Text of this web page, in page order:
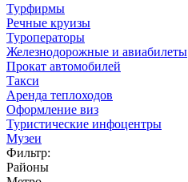
Турфирмы
Речные круизы
Туроператоры
Железнодорожные и авиабилеты
Прокат автомобилей
Такси
Аренда теплоходов
Оформление виз
Туристические инфоцентры
Музеи
Фильтр:
Районы